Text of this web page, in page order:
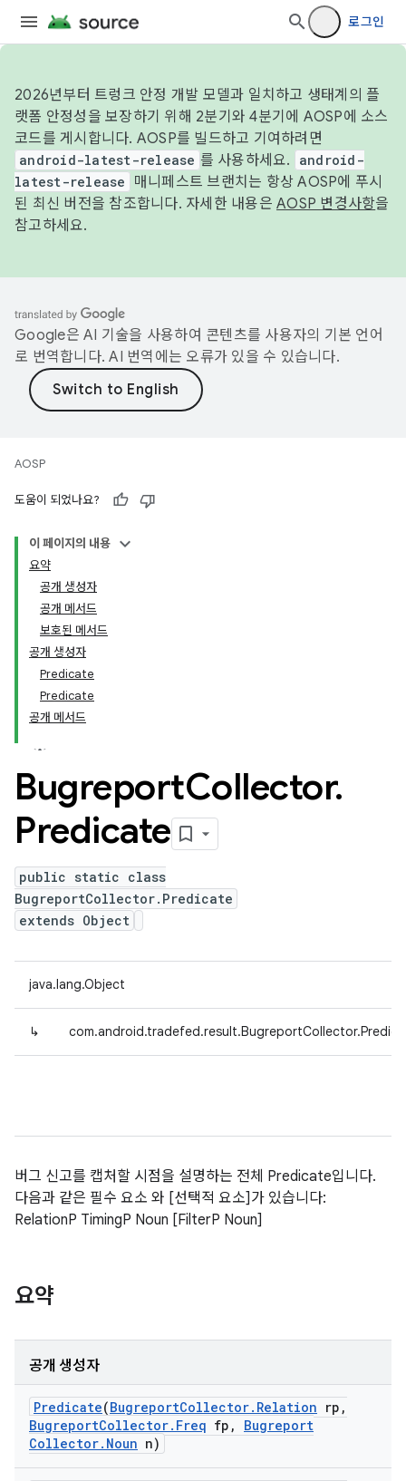
로그인
2026년부터 트렁크 안정 개발 모델과 일치하고 생태계의 플
랫폼 안정성을 보장하기 위해 2분기와 4분기에 AOSP에 소스
코드를 게시합니다. AOSP를 빌드하고 기여하려면
android-latest-release 를 사용하세요.
android-
latest-release
매니페스트 브랜치는 항상 AOSP에 푸시
된 최신 버전을 참조합니다. 자세한 내용은 AOSP 변경사항을
참고하세요.
Google은 AI 기술을 사용하여 콘텐츠를 사용자의 기본 언어
로 번역합니다. AI 번역에는 오류가 있을 수 있습니다.
AOSP
도움이 되었나요?
이 페이지의 내용
요약
공개 생성자
공개 메서드
보호된 메서드
공개 생성자
Predicate
Predicate
공개 메서드
BugreportCollector.
Predicate
public static class
BugreportCollector.Predicate
extends Object
java.lang.Object
↳
버그 신고를 캡처할 시점을 설명하는 전체 Predicate입니다.
다음과 같은 필수 요소 와 [선택적 요소]가 있습니다:
RelationP TimingP Noun [FilterP Noun]
요약
공개 생성자
Predicate(BugreportCollector. Relation rp ,
BugreportCollector. Freq fp ,
Bugreport
Collector. Noun n)